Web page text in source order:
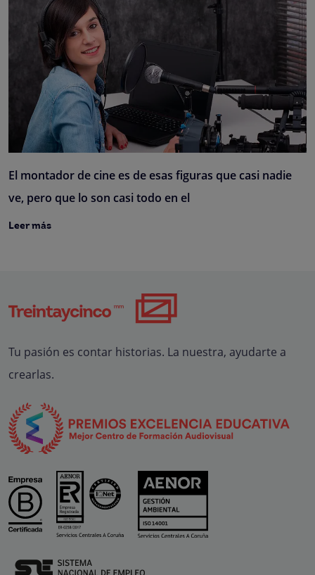
El montador de cine es de esas figuras que casi nadie
ve, pero que lo son casi todo en el
Leer más
Tu pasión es contar historias. La nuestra, ayudarte a
crearlas.